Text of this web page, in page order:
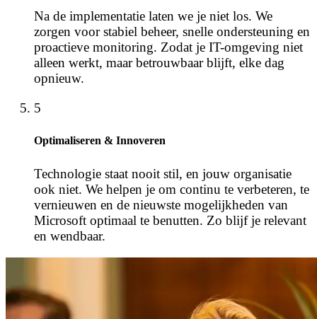
Na de implementatie laten we je niet los. We
zorgen voor stabiel beheer, snelle ondersteuning en
proactieve monitoring. Zodat je IT-omgeving niet
alleen werkt, maar betrouwbaar blijft, elke dag
opnieuw.
5
Optimaliseren & Innoveren
Technologie staat nooit stil, en jouw organisatie
ook niet. We helpen je om continu te verbeteren, te
vernieuwen en de nieuwste mogelijkheden van
Microsoft optimaal te benutten. Zo blijf je relevant
en wendbaar.